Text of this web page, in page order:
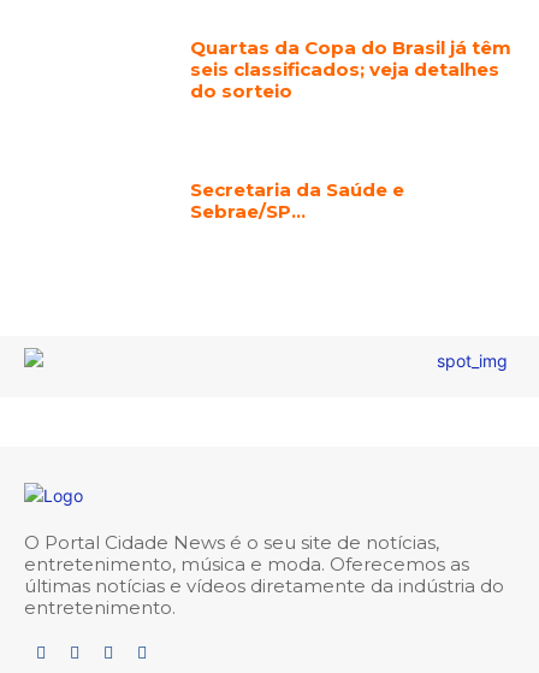
Quartas da Copa do Brasil já têm
seis classificados; veja detalhes
do sorteio
Secretaria da Saúde e
Sebrae/SP…
O Portal Cidade News é o seu site de notícias,
entretenimento, música e moda. Oferecemos as
últimas notícias e vídeos diretamente da indústria do
entretenimento.